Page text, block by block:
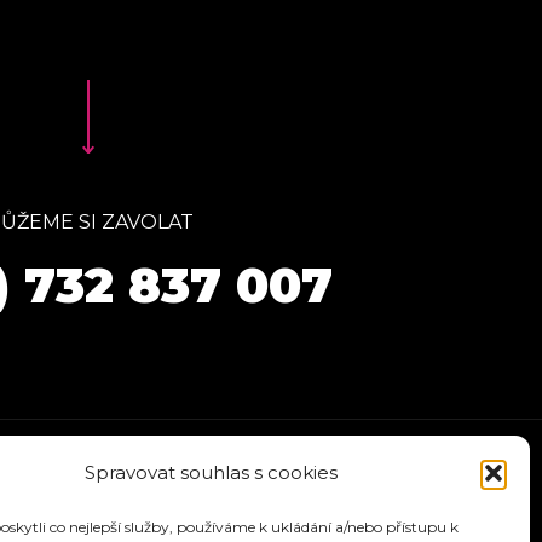
Spravovat souhlas s cookies
co nejlepší služby, používáme k ukládání a/nebo přístupu k
SI ZAVOLAT
732 837 007